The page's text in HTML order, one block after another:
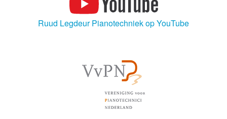
Ruud Legdeur Pianotechniek op YouTube